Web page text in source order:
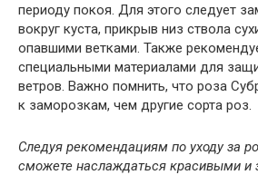
периоду покоя. Для этого следует
вокруг куста, прикрыв низ ствола
опавшими ветками. Также
специальными материалами для
ветров. Важно помнить, что роза
к заморозкам, чем другие сорта роз.
Следуя рекомендациям по уходу за
сможете наслаждаться красивыми